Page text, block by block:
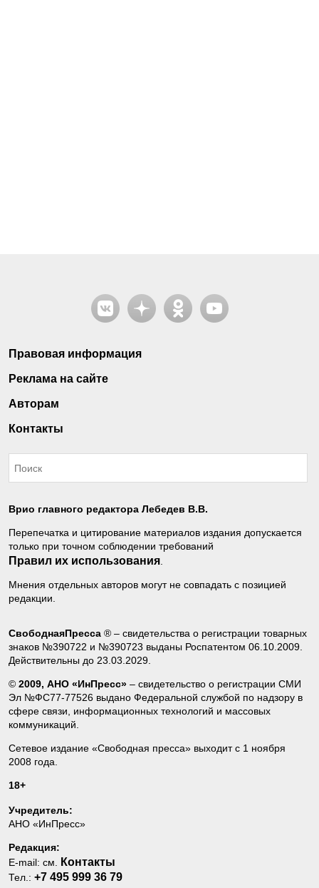
Правовая информация
Реклама на сайте
Авторам
Контакты
Врио главного редактора Лебедев В.В.
Перепечатка и цитирование материалов издания допускается
только при точном соблюдении требований
Правил их использования
Мнения отдельных авторов могут не совпадать с позицией
редакции.
СвободнаяПресса ® – свидетельства о регистрации товарных
знаков №390722 и №390723 выданы Роспатентом 06.10.2009.
Действительны до 23.03.2029.
© 2009, АНО «ИнПресс» – свидетельство о регистрации СМИ
Эл №ФС77-77526 выдано Федеральной службой по надзору в
сфере связи, информационных технологий и массовых
коммуникаций.
Сетевое издание «Свободная пресса» выходит с 1 ноября
2008 года.
18+
Учредитель:
АНО «ИнПресс»
Редакция:
E-mail: см.
Контакты
Тел.: +7 495 999 36 79